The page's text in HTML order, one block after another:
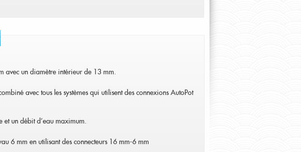
avec un diamètre intérieur de 13 mm.
avec tous les systèmes qui utilisent des connexions AutoPot
et un débit d'eau maximum.
6 mm en utilisant des connecteurs 16 mm-6 mm